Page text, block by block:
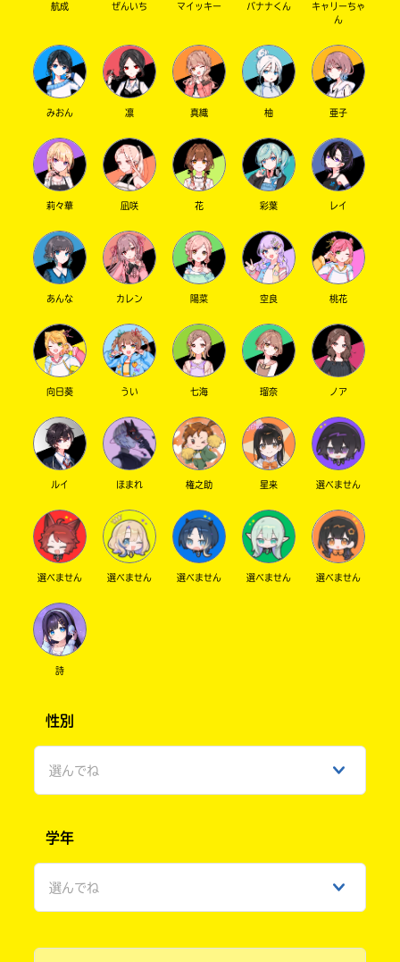
航成 ぜんいち マイッキー バナナくん
キャリーちゃ
ん
みおん 凛 真織 柚 亜子
莉々華 凪咲 花 彩葉 レイ
あんな カレン 陽菜 空良 桃花
向日葵 うい 七海 瑠奈 ノア
ルイ ほまれ 権之助 星来 選べません
選べません 選べません 選べません 選べません 選べません
詩
性別
選んでね
ひみつ
学年
選んでね